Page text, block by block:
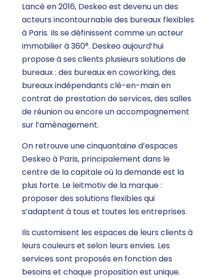
Lancé en 2016, Deskeo est devenu un des
acteurs incontournable des bureaux flexibles
à Paris. Ils se définissent comme un acteur
immobilier à 360°. Deskeo aujourd’hui
propose à ses clients plusieurs solutions de
bureaux : des bureaux en coworking, des
bureaux indépendants clé-en-main en
contrat de prestation de services, des salles
de réunion ou encore un accompagnement
sur l’aménagement.
On retrouve une cinquantaine d’espaces
Deskeo à Paris, principalement dans le
centre de la capitale où la demande est la
plus forte. Le leitmotiv de la marque :
proposer des solutions flexibles qui
s’adaptent à tous et toutes les entreprises.
Ils customisent les espaces de leurs clients à
leurs couleurs et selon leurs envies. Les
services sont proposés en fonction des
besoins et chaque proposition est unique.